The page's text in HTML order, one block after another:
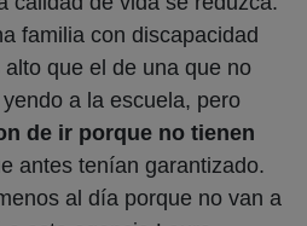
familia con discapacidad
que el de una que no
a la escuela, pero
de ir porque no tienen
antes tenían garantizado.
al día porque no van a